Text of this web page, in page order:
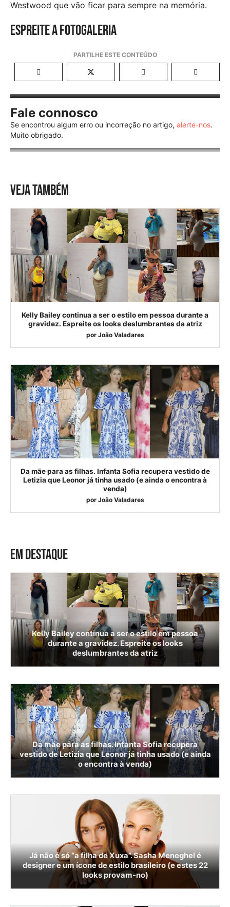
Westwood que vão ficar para sempre na memória.
Espreite a fotogaleria
Fale connosco
Se encontrou algum erro ou incorreção no artigo, alerte-nos.
Muito obrigado.
VEJA TAMBÉM
Kelly Bailey continua a ser o estilo em pessoa durante a
gravidez. Espreite os looks deslumbrantes da atriz
por João Valadares
Da mãe para as filhas. Infanta Sofia recupera vestido de
Letizia que Leonor já tinha usado (e ainda o encontra à
venda)
por João Valadares
EM DESTAQUE
Kelly Bailey continua a ser o estilo em pessoa
durante a gravidez. Espreite os looks
deslumbrantes da atriz
Da mãe para as filhas. Infanta Sofia recupera
vestido de Letizia que Leonor já tinha usado (e ainda
o encontra à venda)
Já não é só “a filha de Xuxa”. Sasha Meneghel é
designer e um ícone de estilo brasileiro (e estes 22
looks provam-no)